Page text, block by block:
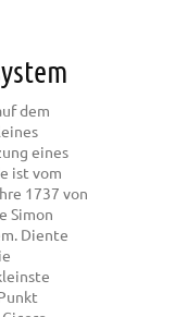
dem
eines
ist vom
1737 von
Simon
Diente